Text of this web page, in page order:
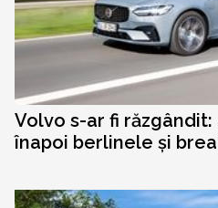
Volvo s-ar fi
înapoi berlinele și